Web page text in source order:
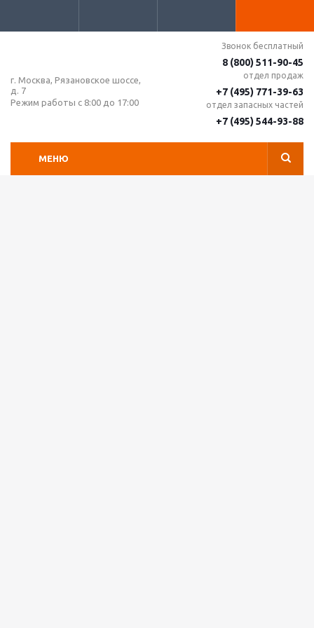
г. Москва, Рязановское шоссе,
д. 7
Режим работы с 8:00 до 17:00
Звонок бесплатный
8 (800) 511-90-45
отдел продаж
+7 (495) 771-39-63
отдел запасных частей
+7 (495) 544-93-88
МЕНЮ